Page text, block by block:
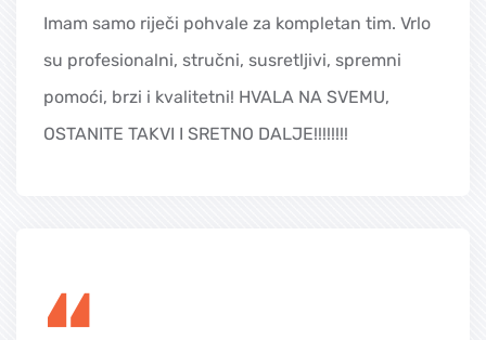
Imam samo riječi pohvale za kompletan tim. Vrlo
su profesionalni, stručni, susretljivi, spremni
pomoći, brzi i kvalitetni! HVALA NA SVEMU,
OSTANITE TAKVI I SRETNO DALJE!!!!!!!!